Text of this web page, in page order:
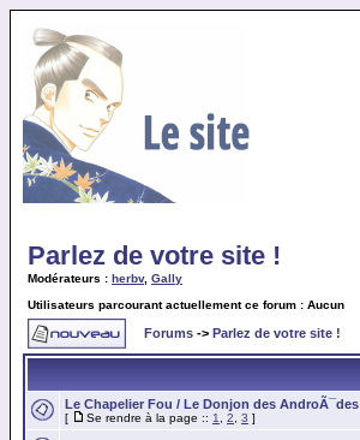
Parlez de votre site !
Modérateurs : herbv, Gally
Utilisateurs parcourant actuellement ce forum : Aucun
Forums -> Parlez de votre site !
Le Chapelier Fou / Le Donjon des AndroÃ¯des
[ Se rendre à la page :: 1 2 3 ]